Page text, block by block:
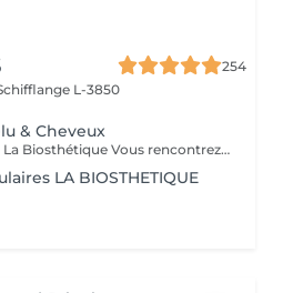
254
L-3850
& Cheveux
Diagnostic du cuir chevelu La Biosthétique Vous rencontrez des problèmes au niveau du cuir chevelu ? Cheveux gras, pellicules, démangeaisons ou sécheresse cutanée ? Profitez de notre diagnostic professionnel du cuir chevelu pour identifier les causes et trouver des solutions adaptées à vos besoins. Grâce à une analyse précise, nous vous proposons des recommandations personnalisées pour retrouver un cuir chevelu sain et équilibré. N'hésitez pas à réserver votre rendez-vous dès maintenant
LA BIOSTHETIQUE